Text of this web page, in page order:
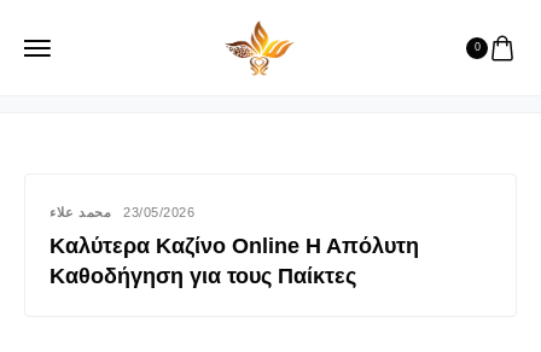
0
metadeftero
محمد علاء 23/05/2026
Καλύτερα Καζίνο Online Η Απόλυτη
Καθοδήγηση για τους Παίκτες